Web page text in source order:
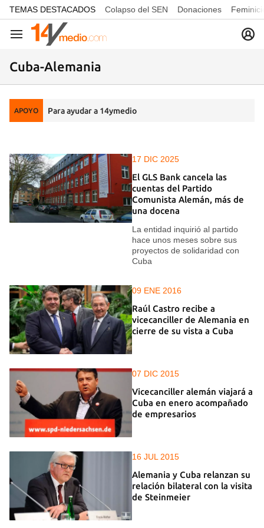
common.go-to-content
TEMAS DESTACADOS Colapso del SEN Donaciones
Navegación
Cuba-Alemania
APOYO Para ayudar a 14ymedio
17 DIC 2025
El GLS Bank cancela las
cuentas del Partido
Comunista Alemán, más de
una docena
La entidad inquirió al partido
hace unos meses sobre sus
proyectos de solidaridad con
Cuba
09 ENE 2016
Raúl Castro recibe a
vicecanciller de Alemania en
cierre de su vista a Cuba
07 DIC 2015
Vicecanciller alemán viajará a
Cuba en enero acompañado
de empresarios
16 JUL 2015
Alemania y Cuba relanzan su
relación bilateral con la visita
de Steinmeier